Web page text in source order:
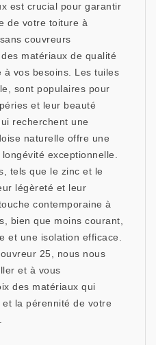
est crucial pour garantir
de votre toiture à
couvreurs
matériaux de qualité
vos besoins. Les tuiles
sont populaires pour
et leur beauté
recherchent une
naturelle offre une
exceptionnelle.
tels que le zinc et le
légèreté et leur
contemporaine à
bien que moins courant,
et une isolation efficace.
25, nous nous
et à vous
des matériaux qui
la pérennité de votre